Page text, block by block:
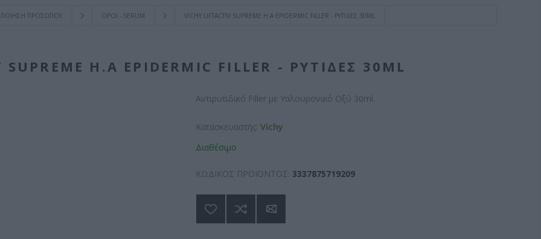
ΠΡΟΣΩΠΟΥ ΟΡΟΙ - SERUM VICHY LIFTACTIV SUPREME H.A EPIDERMIC FILLER - ΡΥΤΊΔΕΣ 30ML
SUPREME H.A EPIDERMIC FILLER - ΡΥΤΊΔΕΣ 30ML
Αντιρυτιδικό Filler με Υαλουρονικό Οξύ 30ml.
Κατασκευαστής: Vichy
Διαθέσιμο
ΚΩΔΙΚΟΣ ΠΡΟΪΟΝΤΟΣ: 3337875719209